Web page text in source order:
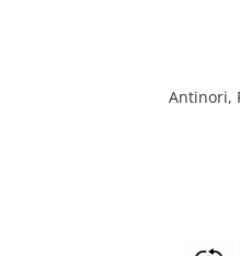
Antinori,